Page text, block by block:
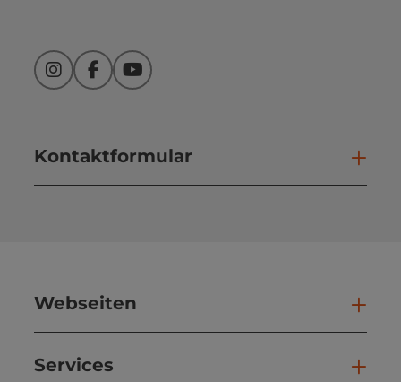
InstagramFacebookYouTube
Kontaktformular
Webseiten
Services